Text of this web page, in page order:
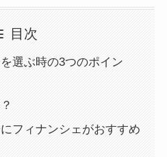
目次
選ぶ時の3つのポイン
フィナンシェがおすすめ